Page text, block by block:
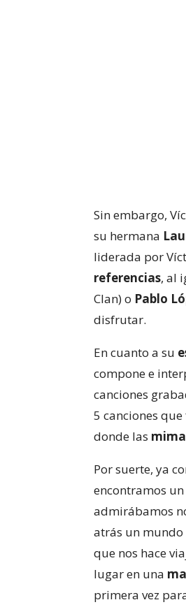
Sin embargo,
su hermana
liderada por
referencias, al
Clan) o Pablo
disfrutar.
En cuanto a su
compone e
canciones
5 canciones
donde las
Por suerte, ya
encontramos un
admirábamos
atrás un mundo
que nos hace
lugar en una
primera vez